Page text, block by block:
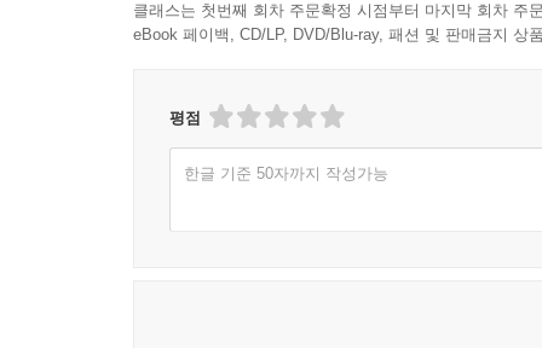
클래스는 첫번째 회차 주문확정 시점부터 마지막 회차 주
eBook 페이백, CD/LP, DVD/Blu-ray, 패션 및 판매금지 상
평점
한글 기준 50자까지 작성가능